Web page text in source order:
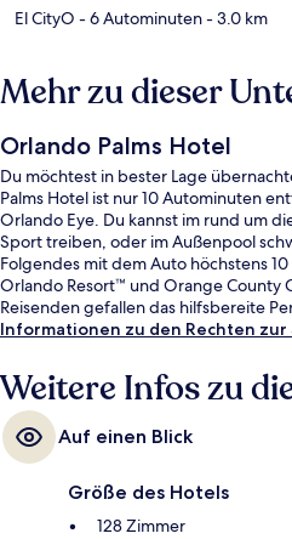
El CityO - 6 Autominuten- 3.0 km
Mehr zu dieser
Orlando Palms Hotel
Du möchtest in bester Lage
Palms Hotel ist nur 10 Autominuten
Orlando Eye. Du kannst im rund um
Sport treiben, oder im Außenpool
Folgendes mit dem Auto höchstens
Orlando Resort™ und Orange County
Reisenden gefallen das hilfsbereite
Informationen zu den Rechten
Weitere Infos zu
Auf einen Blick
Größe des Hotels
128 Zimmer